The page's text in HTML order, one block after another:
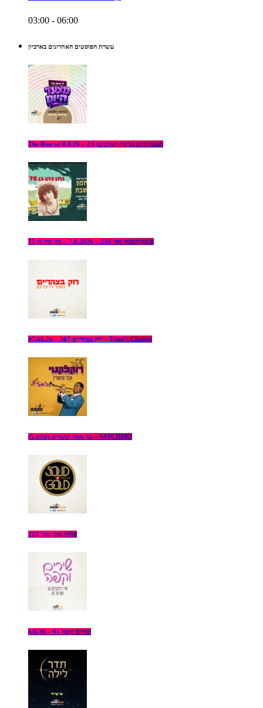
03:00 - 06:00
עשרת הפוסטים האחרונים בארכיון
The Rest of מצעד היום (גרסת האלבום) 23 – 8.8.26
פזמון לשבת מס’ 234 – 7.8.2026 – נתן כהן בן 75
רוק בצהריים 307 – 07.08.26 – Uriel’s Choices
עד מאה ועשרים (פלוס 5) – SATCHMO
סוליד גולד מס’ 225
שירים וקפה 91 – 6/8/26